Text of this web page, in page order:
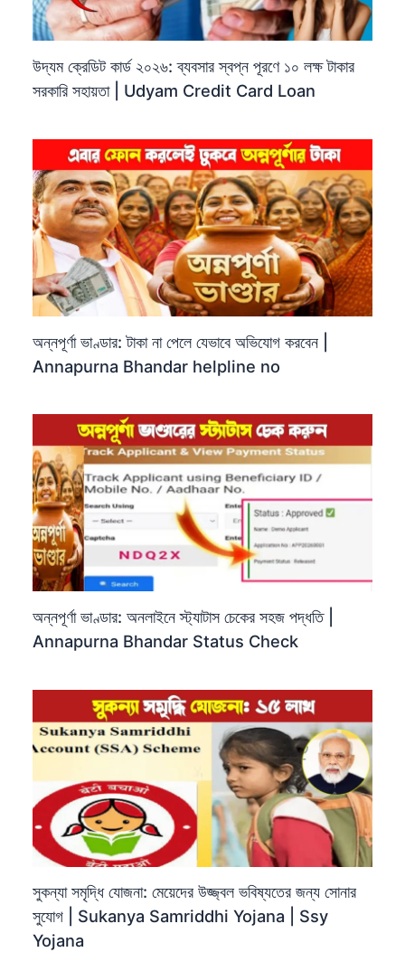
উদ্যম ক্রেডিট কার্ড ২০২৬: ব্যবসার স্বপ্ন পূরণে ১০ লক্ষ টাকার
সরকারি সহায়তা | Udyam Credit Card Loan
অন্নপূর্ণা ভাণ্ডার: টাকা না পেলে যেভাবে অভিযোগ করবেন |
Annapurna Bhandar helpline no
অন্নপূর্ণা ভাণ্ডার: অনলাইনে স্ট্যাটাস চেকের সহজ পদ্ধতি |
Annapurna Bhandar Status Check
সুকন্যা সমৃদ্ধি যোজনা: মেয়েদের উজ্জ্বল ভবিষ্যতের জন্য সোনার
সুযোগ | Sukanya Samriddhi Yojana | Ssy
Yojana